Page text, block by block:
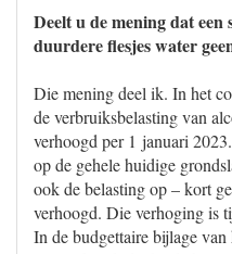
Deelt u de mening dat
duurdere flesjes water
Die mening deel ik. In het
de verbruiksbelasting van
verhoogd per 1 januari
op de gehele huidige
ook de belasting op – kort
verhoogd. Die verhoging is
In de budgettaire bijlage